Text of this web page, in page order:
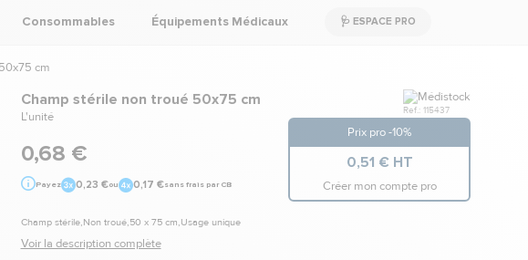
Consommables Équipements Médicaux 🩺 ESPACE PRO
cm
Champ stérile non troué 50x75 cm
L'unité
Marque
Ref.: 115437
0,68 €
Prix pro -10%
0,51 € HT
Créer mon compte pro
Payez 0,23 €ou 0,17 €sans frais par CB
Champ stérile,Non troué,50 x 75 cm,Usage unique
Voir la description complète